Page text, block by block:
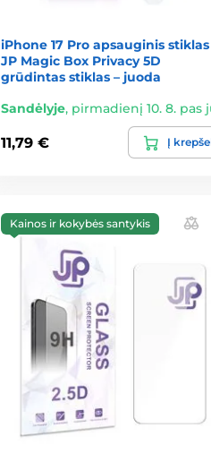
iPhone 17 Pro apsauginis stiklas
JP Magic Box Privacy 5D
grūdintas stiklas – juoda
Sandėlyje, pirmadienį 10. 8. pas
11,79 € Į
Kainos ir kokybės santykis